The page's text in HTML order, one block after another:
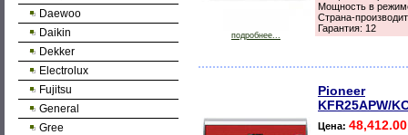
Daewoo
Daikin
Dekker
Electrolux
Fujitsu
General
Gree
подробнее...
Мощность в
Страна-
Гарантия: 12
Pioneer
KFR25APW/
Цена: